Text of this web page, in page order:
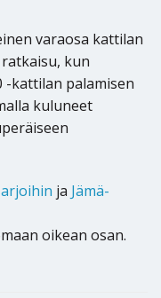
varaosa kattilan
kun
-kattilan palamisen
kuluneet
ja Jämä-
oikean osan.